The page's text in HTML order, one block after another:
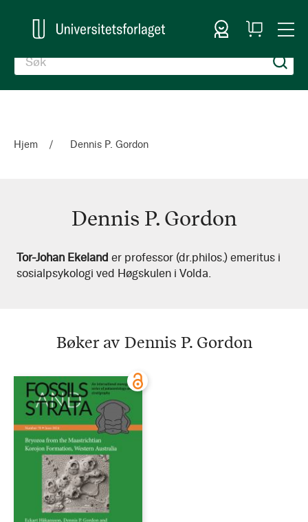
Logg inn
Handlekurv
Hjem Dennis P. Gordon
Dennis P. Gordon
Dennis
P.
Tor-Johan Ekeland er professor (dr.philos.) emeritus i
sosialpsykologi ved Høgskulen i Volda.
Bøker av Dennis P. Gordon